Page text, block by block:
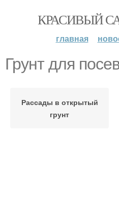
КРАСИВЫЙ
главная
Грунт для
Рассады в открытый
грунт